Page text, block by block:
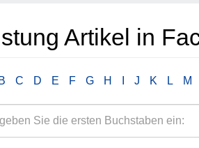
Artikel in
B C D E F G H J K L M